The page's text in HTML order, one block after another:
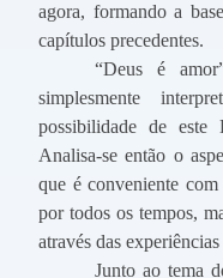
agora, formando a
capítulos precedentes.
“Deus é
simplesmente
possibilidade de este
Analisa-se então o
que é conveniente
por todos os tempos,
através das
Junto ao tema